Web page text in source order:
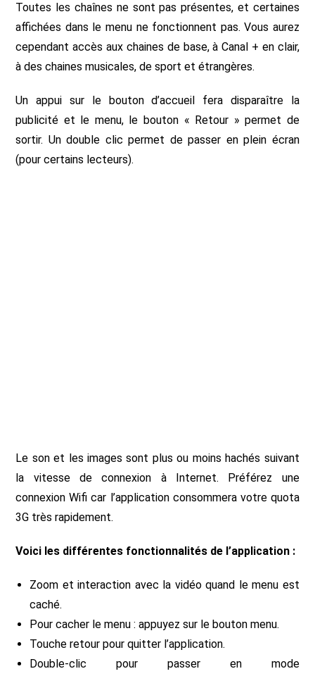
Toutes les chaînes ne sont pas présentes, et certaines
affichées dans le menu ne fonctionnent pas. Vous aurez
cependant accès aux chaines de base, à Canal + en clair,
à des chaines musicales, de sport et étrangères.
Un appui sur le bouton d’accueil fera disparaître la
publicité et le menu, le bouton « Retour » permet de
sortir. Un double clic permet de passer en plein écran
(pour certains lecteurs).
Le son et les images sont plus ou moins hachés suivant
la vitesse de connexion à Internet. Préférez une
connexion Wifi car l’application consommera votre quota
3G très rapidement.
Voici les différentes fonctionnalités de l’application :
Zoom et interaction avec la vidéo quand le menu est
caché.
Pour cacher le menu : appuyez sur le bouton menu.
Touche retour pour quitter l’application.
Double-clic pour passer en mode